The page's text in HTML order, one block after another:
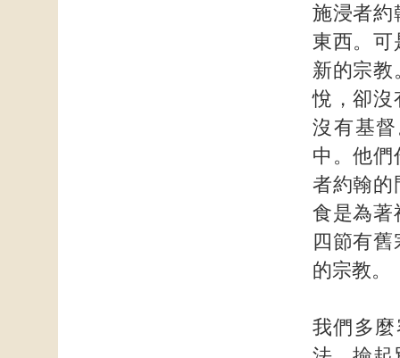
施浸者約
東西。可
新的宗教
悅，卻沒
沒有基
中。他們
者約翰的
食是為著
四節有
的宗教。
我們多